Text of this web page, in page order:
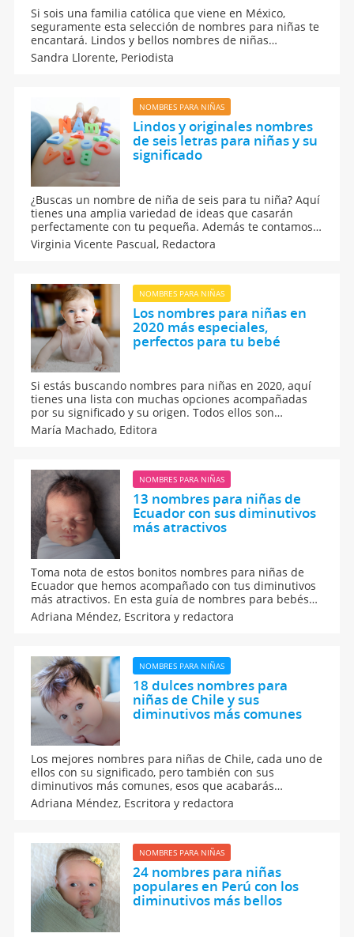
Si sois una familia católica que viene en México,
seguramente esta selección de nombres para niñas te
encantará. Lindos y bellos nombres de niñas
inspirados en vírgenes de México donde no podemos
olvidarnos de la Virgen de Guadalupe, patrona de
Sandra Llorente, Periodista
NOMBRES PARA NIÑAS
Lindos y originales nombres
de seis letras para niñas y su
significado
¿Buscas un nombre de niña de seis para tu niña? Aquí
tienes una amplia variedad de ideas que casarán
perfectamente con tu pequeña. Además te contamos
el mágico significado de escoger un nombre de seis
letras para tu niña y cómo influirá en su futuro.
Virginia Vicente Pascual, Redactora
NOMBRES PARA NIÑAS
Los nombres para niñas en
2020 más especiales,
perfectos para tu bebé
Si estás buscando nombres para niñas en 2020, aquí
tienes una lista con muchas opciones acompañadas
por su significado y su origen. Todos ellos son
nombres para bebés que resultan muy especiales
para recién nacidos. Ideas originales, populares, de
María Machado, Editora
NOMBRES PARA NIÑAS
13 nombres para niñas de
Ecuador con sus diminutivos
más atractivos
Toma nota de estos bonitos nombres para niñas de
Ecuador que hemos acompañado con tus diminutivos
más atractivos. En esta guía de nombres para bebés
ecuatorianos, incluimos el origen y el significado de
cada uno de los nombres para que te resulte más
Adriana Méndez, Escritora y redactora
NOMBRES PARA NIÑAS
18 dulces nombres para
niñas de Chile y sus
diminutivos más comunes
Los mejores nombres para niñas de Chile, cada uno de
ellos con su significado, pero también con sus
diminutivos más comunes, esos que acabarás
utilizando para tus bebés. No te pierdas, además,
algunas ideas de nombres para bebés de origen
Adriana Méndez, Escritora y redactora
NOMBRES PARA NIÑAS
24 nombres para niñas
populares en Perú con los
diminutivos más bellos